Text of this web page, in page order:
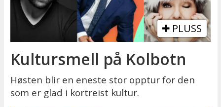
PLUSS
Kultursmell på Kolbotn
Høsten blir en eneste stor opptur for den
som er glad i kortreist kultur.